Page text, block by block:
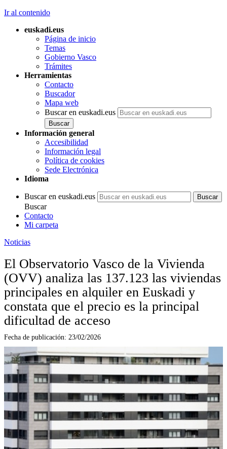
Ir al contenido
euskadi.eus
Página de inicio
Temas
Gobierno Vasco
Trámites
Herramientas
Contacto
Buscador
Mapa web
Buscar en euskadi.eus
Información general
Accesibilidad
Información legal
Política de cookies
Sede Electrónica
Idioma
Buscar en euskadi.eus
Buscar
Contacto
Mi carpeta
Noticias
El Observatorio Vasco de la Vivienda
(OVV) analiza las 137.123 las viviendas
principales en alquiler en Euskadi y
constata que el precio es la principal
dificultad de acceso
Fecha de publicación: 23/02/2026